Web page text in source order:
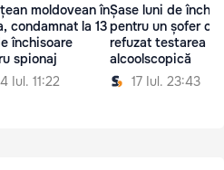
moldovean în
condamnat la 13
închisoare
spionaj
Iul. 11:22
Șase luni de
pentru un șofer
refuzat testarea
alcoolscopică
17 Iul. 23:43